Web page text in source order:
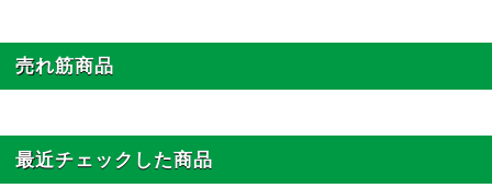
売れ筋商品
最近チェックした商品